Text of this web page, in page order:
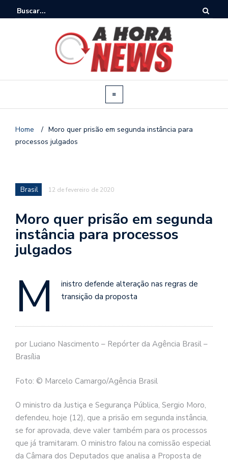
Home / Moro quer prisão em segunda instância para
processos julgados
Brasil 12 de fevereiro de 2020
Moro quer prisão em segunda
instância para processos
julgados
M
inistro defende alteração nas regras de
transição da proposta
por Luciano Nascimento – Repórter da Agência Brasil –
Brasília
Foto: © Marcelo Camargo/Agência Brasil
O ministro da Justiça e Segurança Pública, Sergio Moro,
defendeu, hoje (12), que a prisão em segunda instância,
se for aprovada, deve valer também para os processos
que já tramitaram. O ministro falou na comissão especial
da Câmara dos Deputados que analisa a Proposta de